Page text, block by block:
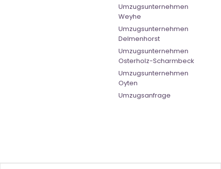
Umzugsunternehmen
Weyhe
Umzugsunternehmen
Delmenhorst
Umzugsunternehmen
Osterholz-Scharmbeck
Umzugsunternehmen
Oyten
Umzugsanfrage